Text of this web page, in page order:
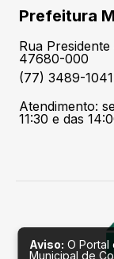
Prefeitura
Rua
47680-000
(77) 3489-1041
Atendimento:
11:30 e das
Aviso: O Portal
Municipal de